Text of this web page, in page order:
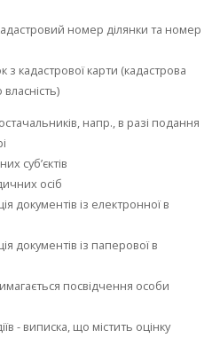
номер ділянки та номер
карти (кадастрова
напр., в разі подання
суб’єктів
осіб
документів із електронної в
документів із паперової в
посвідчення особи
- виписка, що містить оцінку